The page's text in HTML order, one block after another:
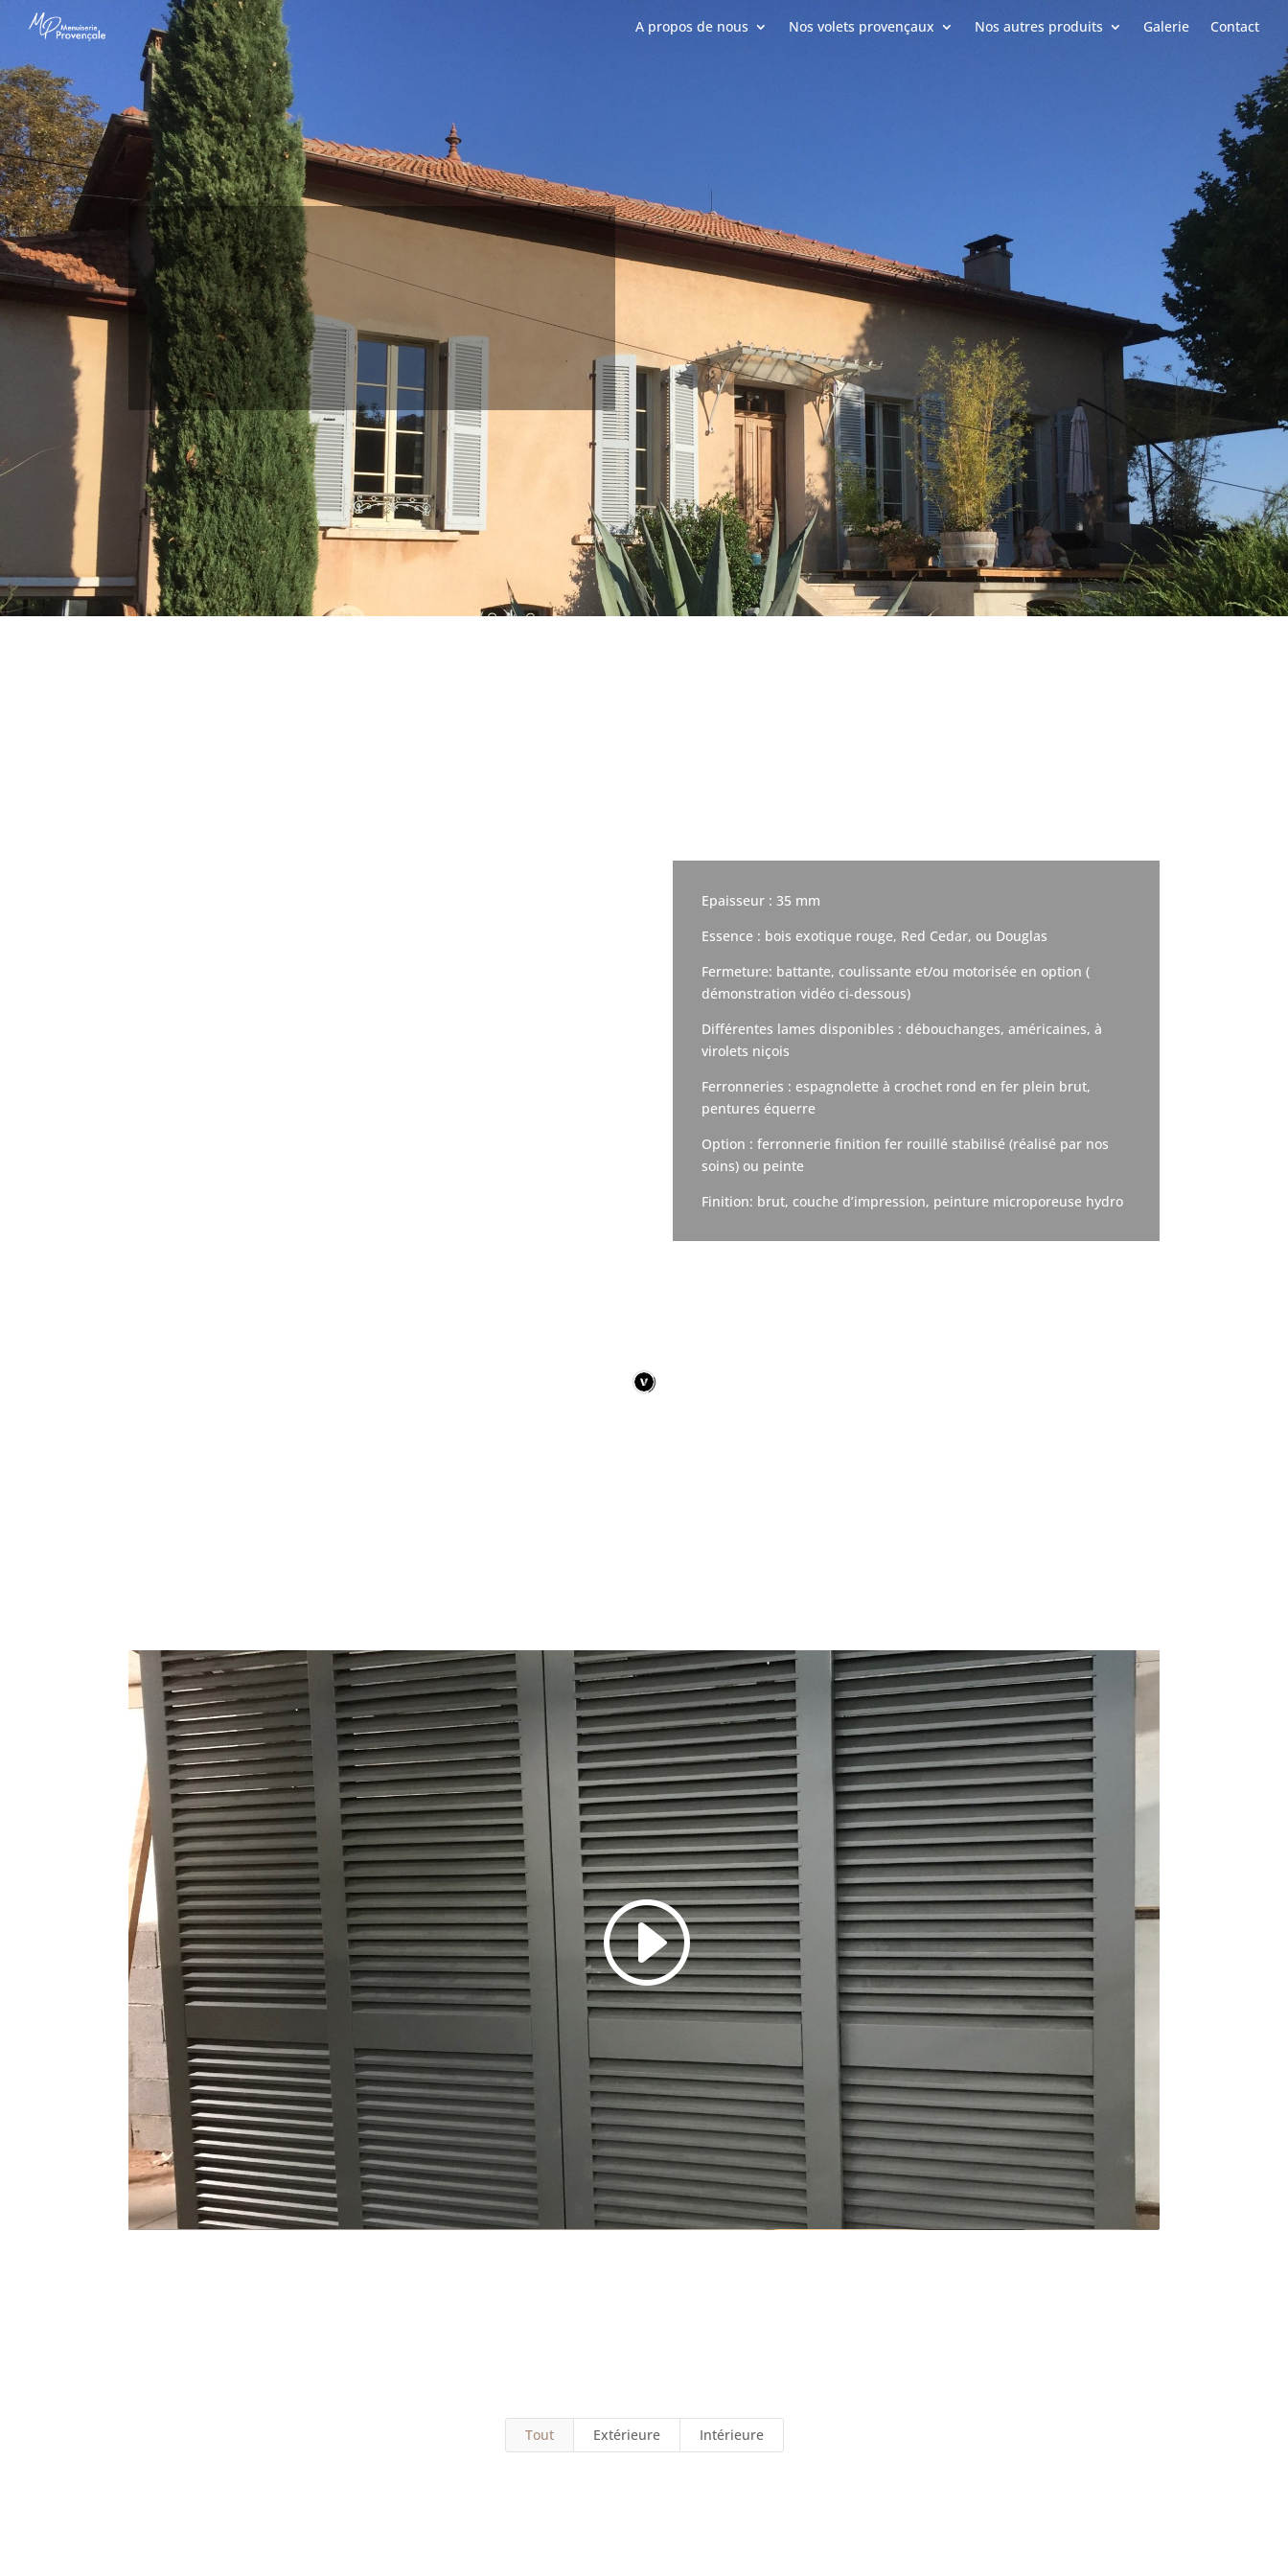
A propos de nous Nos volets provençaux Nos autres produits Galerie Contact
Epaisseur : 35 mm
Essence : bois exotique rouge, Red Cedar, ou Douglas
Fermeture: battante, coulissante et/ou motorisée en option (
démonstration vidéo ci-dessous)
Différentes lames disponibles : débouchanges, américaines, à
virolets niçois
Ferronneries : espagnolette à crochet rond en fer plein brut,
pentures équerre
Option : ferronnerie finition fer rouillé stabilisé (réalisé par nos
soins) ou peinte
Finition: brut, couche d’impression, peinture microporeuse hydro
Tout Extérieure Intérieure